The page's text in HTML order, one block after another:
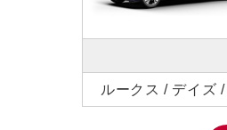
ルークス / デイズ